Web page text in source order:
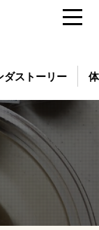
ダストーリー